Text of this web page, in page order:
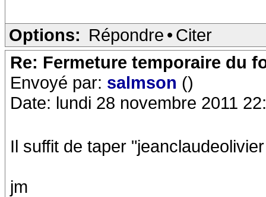
Options: Répondre • Citer
Re: Fermeture temporaire du
Envoyé par: salmson ()
Date: lundi 28 novembre 2011
Il suffit de taper
jm